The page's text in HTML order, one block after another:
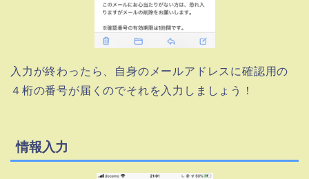
入力が終わったら、自身のメールアドレスに確認用の
４桁の番号が届くのでそれを入力しましょう！
情報入力